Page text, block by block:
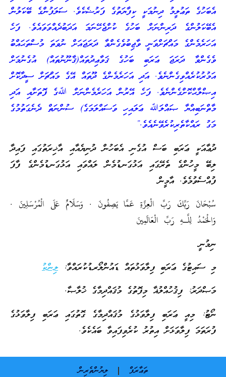
އެބަހުގެ ތަޢުލީމު ދިނުމަކީ ކިފާޔަތުގެ ފަރުޟެކެވެ. ސަލަފުންގެ ބޭކަލުން
އެބޭކަލުންގެ ދަރިންނަށް ބަހުގެ ކުށްޖެހޭނަމަ އަދަބުދެއްވަވައެވެ. ފަހެ
އަހަރެމެންގެ މައްޗަށްވަނީ ވާޖިބުވެގެންވާ ދަރަޖައަށް ނުވަތަ މުސްތަޙައްބު
ވެގެންވާ ދަރަޖަ ޢަރަބި ބަހުގެ ޤަވާޢިދުތައް(ޤާނޫނުތައް) އުގެނުމަށް
އަމުރުކުރެއްވިގެންނެވެ. އަދި އަހަރެމެންގެ ދޫތައް އޭގެ މައްޗަށް ސީދާކޮށް
އިޞްލާޙްކޮށްގެންނެވެ. ފަހެ އޭރުން އަހަރެމެންނަށް ﷲގެ ފޮތަށާއި އަދި
މާތްނަބިއްޔާ ޞައްލަﷲ ޢަލައިހި ވަސައްލަމަގެ) ސުންނަތް ދެނެގަތުމުގެ
މަގު ރައްކާތެރިކުރެވޭނެއެވެ.”
ދުޢާއަކީ ޢަރަބި ބަސް އުގެނި އެބަހުން ދުނިޔެއާއި އާޚިރަތުގައި ފައިދާ
ލިބޭ މީހުންގެ ތެރޭގައި އަޅުގަނޑުމެން ލައްވައި އަޅުގަނޑުމެންގެ ފާފަ
ފުއްސެވުމެވެ. އާމީން
سُبْحَانَ رَ‌بِّكَ رَ‌بِّ الْعِزَّةِ عَمَّا يَصِفُونَ . وَسَلَامٌ عَلَى الْمُرْ‌سَلِينَ .
وَالْحَمْدُ لِلَّـهِ رَ‌بِّ الْعَالَمِينَ
ނިމުނީ
މި ސައިޓުގެ ޢަރަބި ފިލާވަޅުތައް ޑައުންލޯރޑުކުރައްވާ:ލިންކު
މަޞްދަރު: ފިޤުހުއްލުޣާ މިފޮތުގެ މުޤައްދިމާގެ ޚުލާޞާ.
ނޯޓު: މިއީ ޢަރަބި ފިލާވަޅުގެ މުޤައްދިމާގެ ގޮތުގައި ޢަރަބި ފިލާވަޅުގެ
ފުރަތަމަ ފިލާވަޅަށް އިތުރު ކުރެވިފައިވާ ބައެކެވެ.
ތަޢާރަފް ލިޔުންތެރިން